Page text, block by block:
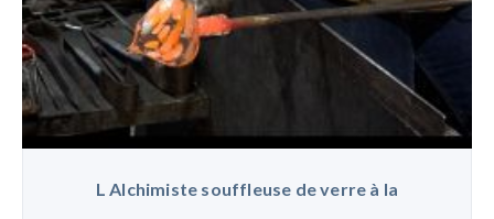
L Alchimiste souffleuse de verre à la